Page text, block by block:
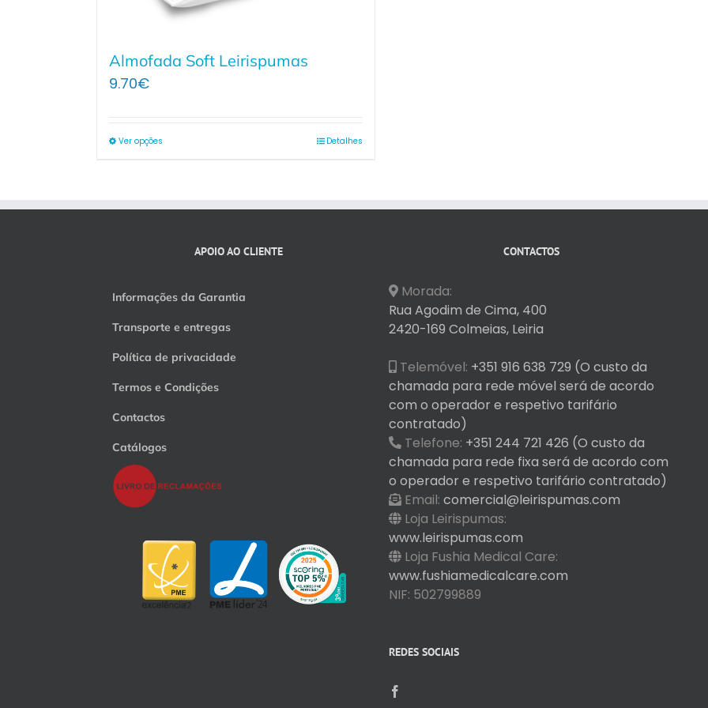
Almofada Soft Leirispumas
9.70€
Ver opções Detalhes
APOIO AO CLIENTE
Informações da Garantia
Transporte e entregas
Política de privacidade
Termos e Condições
Contactos
Catálogos
CONTACTOS
Morada:
Rua Agodim de Cima, 400
2420-169 Colmeias, Leiria
Telemóvel: +351 916 638 729 (O custo da
chamada para rede móvel será de acordo
com o operador e respetivo tarifário
contratado)
Telefone: +351 244 721 426 (O custo da
chamada para rede fixa será de acordo com
o operador e respetivo tarifário contratado)
Email: comercial@leirispumas.com
Loja Leirispumas:
www.leirispumas.com
Loja Fushia Medical Care:
www.fushiamedicalcare.com
NIF: 502799889
REDES SOCIAIS